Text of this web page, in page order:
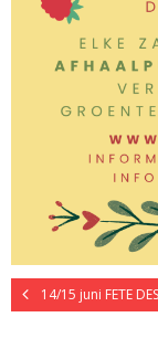
14/15 juni FETE